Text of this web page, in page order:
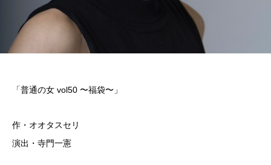
「普通の女 vol50 〜福袋〜」
作・オオタスセリ
演出・寺門一憲